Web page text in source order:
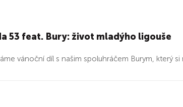
53 feat. Bury: život mladýho ligouše
vánoční díl s našim spoluhráčem Burym, který